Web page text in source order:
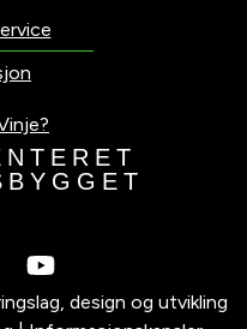
N T E R E T
B Y G G E T
design og utvikling